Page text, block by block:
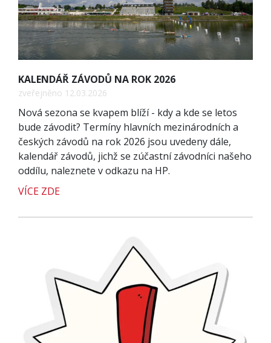
KALENDÁŘ ZÁVODŮ NA ROK 2026
zveřejněno 12.03.2026
Nová sezona se kvapem blíží - kdy a kde se letos
bude závodit? Termíny hlavních mezinárodních a
českých závodů na rok 2026 jsou uvedeny dále,
kalendář závodů, jichž se zúčastní závodníci našeho
oddílu, naleznete v odkazu na HP.
VÍCE ZDE